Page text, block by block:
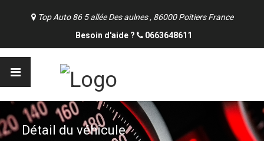
Top Auto 86 5 allée Des aulnes , 86000 Poitiers France
Besoin d'aide ?
0663648611
Détail du véhicule